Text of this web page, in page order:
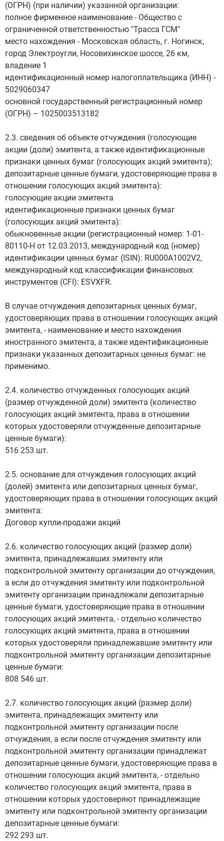
(ОГРН) (при наличии) указанной организации:
полное фирменное наименование - Общество с
ограниченной ответственностью "Трасса ГСМ"
место нахождения - Московская область, г. Ногинск,
город Электроугли, Носовихинское шоссе, 26 км,
владение 1
идентификационный номер налогоплательщика (ИНН) -
5029060347
основной государственный регистрационный номер
(ОГРН) – 1025003513182
2.3. сведения об объекте отчуждения (голосующие
акции (доли) эмитента, а также идентификационные
признаки ценных бумаг (голосующих акций эмитента);
депозитарные ценные бумаги, удостоверяющие права в
отношении голосующих акций эмитента):
голосующие акции эмитента
идентификационные признаки ценных бумаг
(голосующих акций эмитента):
обыкновенные акции (регистрационный номер: 1-01-
80110-Н от 12.03.2013, международный код (номер)
идентификации ценных бумаг (ISIN): RU000A1002V2,
международный код классификации финансовых
инструментов (CFI): ESVXFR.
В случае отчуждения депозитарных ценных бумаг,
удостоверяющих права в отношении голосующих акций
эмитента, - наименование и место нахождения
иностранного эмитента, а также идентификационные
признаки указанных депозитарных ценных бумаг: не
применимо.
2.4. количество отчужденных голосующих акций
(размер отчужденной доли) эмитента (количество
голосующих акций эмитента, права в отношении
которых удостоверяли отчужденные депозитарные
ценные бумаги):
516 253 шт.
2.5. основание для отчуждения голосующих акций
(долей) эмитента или депозитарных ценных бумаг,
удостоверяющих права в отношении голосующих акций
эмитента:
Договор купли-продажи акций
2.6. количество голосующих акций (размер доли)
эмитента, принадлежавших эмитенту или
подконтрольной эмитенту организации до отчуждения,
а если до отчуждения эмитенту или подконтрольной
эмитенту организации принадлежали депозитарные
ценные бумаги, удостоверяющие права в отношении
голосующих акций эмитента, - отдельно количество
голосующих акций эмитента, права в отношении
которых удостоверяли принадлежавшие эмитенту или
подконтрольной эмитенту организации депозитарные
ценные бумаги:
808 546 шт.
2.7. количество голосующих акций (размер доли)
эмитента, принадлежащих эмитенту или
подконтрольной эмитенту организации после
отчуждения, а если после отчуждения эмитенту или
подконтрольной эмитенту организации принадлежат
депозитарные ценные бумаги, удостоверяющие права в
отношении голосующих акций эмитента, - отдельно
количество голосующих акций эмитента, права в
отношении которых удостоверяют принадлежащие
эмитенту или подконтрольной эмитенту организации
депозитарные ценные бумаги:
292 293 шт.